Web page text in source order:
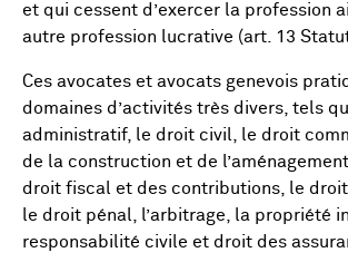
et qui cessent d’exercer la profession
autre profession lucrative (art. 13
Ces avocates et avocats genevois
domaines d’activités très divers, tels
administratif, le droit civil, le droit
de la construction et de
droit fiscal et des contributions, le droit
le droit pénal, l’arbitrage, la propriété
responsabilité civile et droit des